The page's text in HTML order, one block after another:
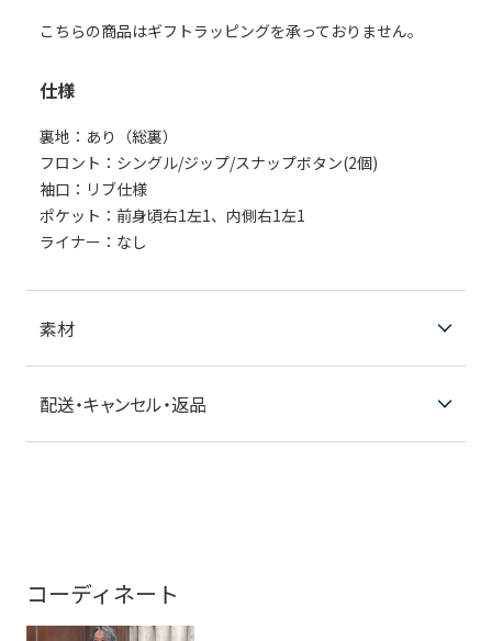
こちらの商品はギフトラッピングを承っておりません。
仕様
裏地：あり（総裏）
フロント：シングル/ジップ/スナップボタン(2個)
袖口：リブ仕様
ポケット：前身頃右1左1、内側右1左1
ライナー：なし
素材
配送・キャンセル・返品
コーディネート